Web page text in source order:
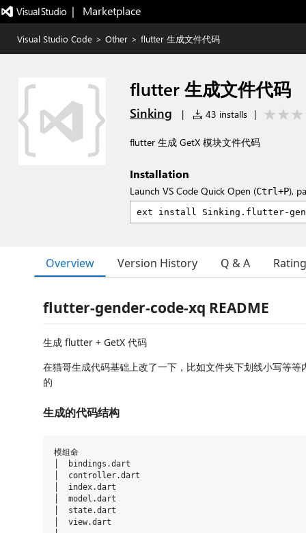
|   Marketplace
Visual Studio Code > Other > flutter 生成文件代码
flutter 生成文件代码
Sinking | 43 installs |
flutter 生成 GetX 模块文件代码
Installation
Launch VS Code Quick Open (Ctrl+P),
Overview Version History Q & A
flutter-gender-code-xq README
生成 flutter + GetX 代码
在猫哥生成代码基础上改了一下，比如文件夹下划线小写等等
的
生成的代码结构
模组命
│  bindings.dart
│  controller.dart
│  index.dart
│  model.dart
│  state.dart
│  view.dart